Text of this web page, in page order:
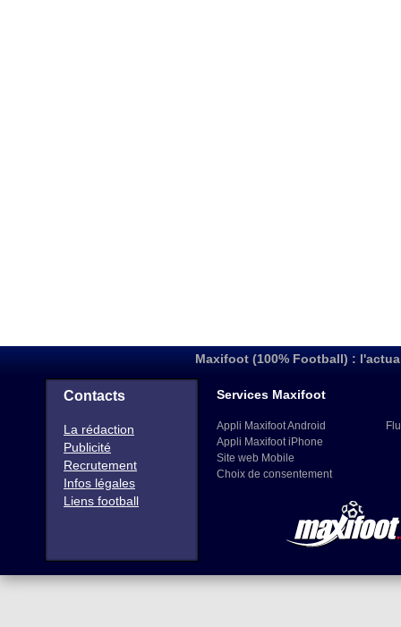
Maxifoot (100% Football) :
Contacts
La rédaction
Publicité
Recrutement
Infos légales
Liens football
Services Maxifoot
Appli Maxifoot Android
Appli Maxifoot iPhone
Site web Mobile
Choix de consentement